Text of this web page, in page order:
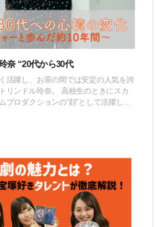
奈 “20代から30代
活躍し、お茶の間では安定の人気を誇
奈。 高校生のときにスカ
プロダクションの“顔”として活躍して
ンドル玲奈ですが、今回30歳となる節